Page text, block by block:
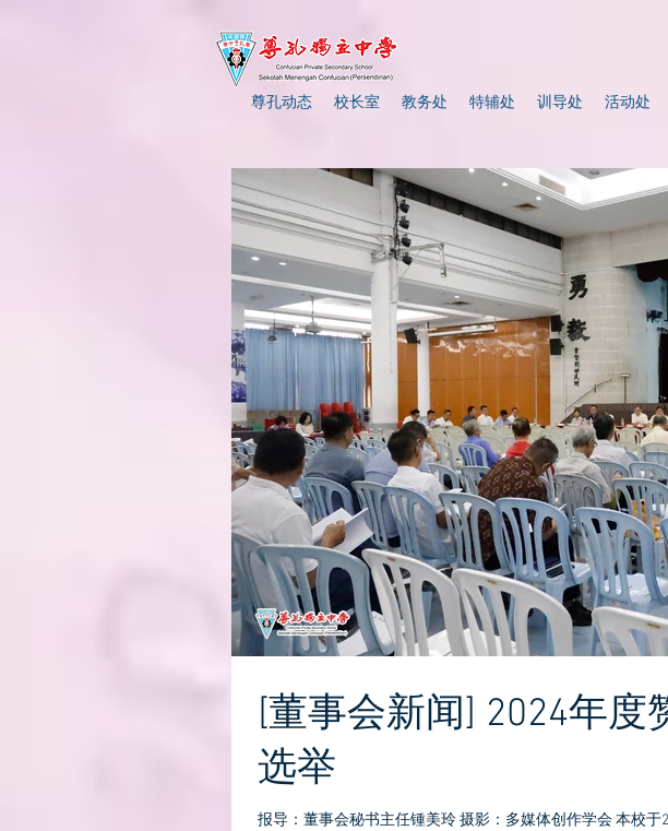
尊孔动态 校长室 教务处 特辅处 训导处 活动处
[董事会新闻] 2024年度
选举
报导：董事会秘书主任锺美玲 摄影：多媒体创作学会 本校于